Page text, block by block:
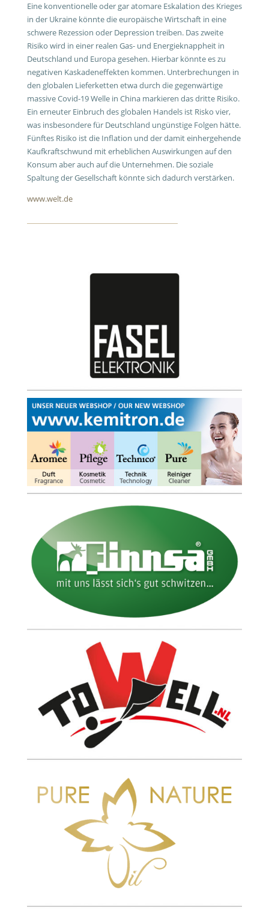
Eine konventionelle oder gar atomare Eskalation des Krieges
in der Ukraine könnte die europäische Wirtschaft in eine
schwere Rezession oder Depression treiben. Das zweite
Risiko wird in einer realen Gas- und Energieknappheit in
Deutschland und Europa gesehen. Hierbar könnte es zu
negativen Kaskadeneffekten kommen. Unterbrechungen in
den globalen Lieferketten etwa durch die gegenwärtige
massive Covid-19 Welle in China markieren das dritte Risiko.
Ein erneuter Einbruch des globalen Handels ist Risko vier,
was insbesondere für Deutschland ungünstige Folgen hätte.
Fünftes Risiko ist die Inflation und der damit einhergehende
Kaufkraftschwund mit erheblichen Auswirkungen auf den
Konsum aber auch auf die Unternehmen. Die soziale
Spaltung der Gesellschaft könnte sich dadurch verstärken.
www.welt.de